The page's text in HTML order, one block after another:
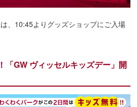
、10:45よりグッズショップにご入場
「GW ヴィッセルキッズデー」開